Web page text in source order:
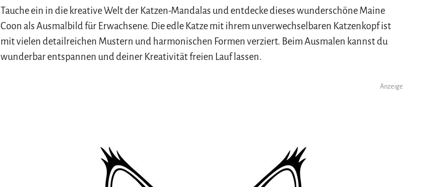
Tauche ein in die kreative Welt der Katzen-Mandalas und entdecke dieses wunderschöne Maine
Coon als Ausmalbild für Erwachsene. Die edle Katze mit ihrem unverwechselbaren Katzenkopf ist
mit vielen detailreichen Mustern und harmonischen Formen verziert. Beim Ausmalen kannst du
wunderbar entspannen und deiner Kreativität freien Lauf lassen.
Anzeige